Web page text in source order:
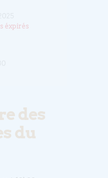
éxpirés
des
du